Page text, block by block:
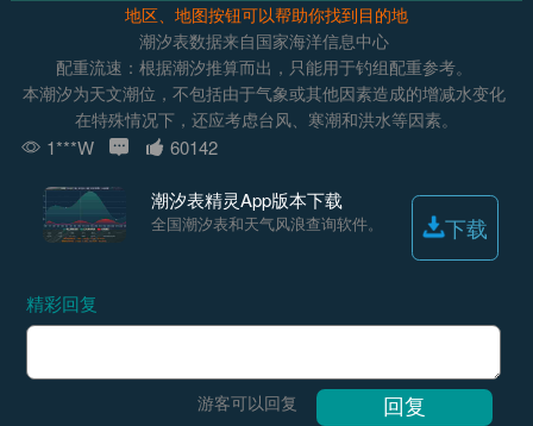
地区、地图按钮可以帮助你找到目的地
潮汐表数据来自国家海洋信息中心
配重流速：根据潮汐推算而出，只能用于钓组配重参考。
本潮汐为天文潮位，不包括由于气象或其他因素造成的增减水变化
在特殊情况下，还应考虑台风、寒潮和洪水等因素。
1***W 60142
潮汐表精灵App版本下载
全国潮汐表和天气风浪查询软件。 下载
精彩回复
游客可以回复